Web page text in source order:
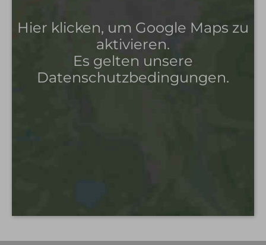
Hier klicken, um Google Maps zu
aktivieren.
Es gelten unsere
Datenschutzbedingungen.